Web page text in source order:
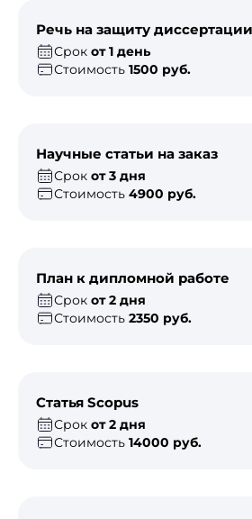
Речь на защиту диссертации
Срок от 1 день
Стоимость 1500 руб.
Научные статьи на заказ
Срок от 3 дня
Стоимость 4900 руб.
План к дипломной работе
Срок от 2 дня
Стоимость 2350 руб.
Статья Scopus
Срок от 2 дня
Стоимость 14000 руб.